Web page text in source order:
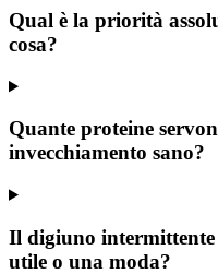
Qual è la priorità
cosa?
Quante proteine
invecchiamento sano?
Il digiuno
utile o una moda?